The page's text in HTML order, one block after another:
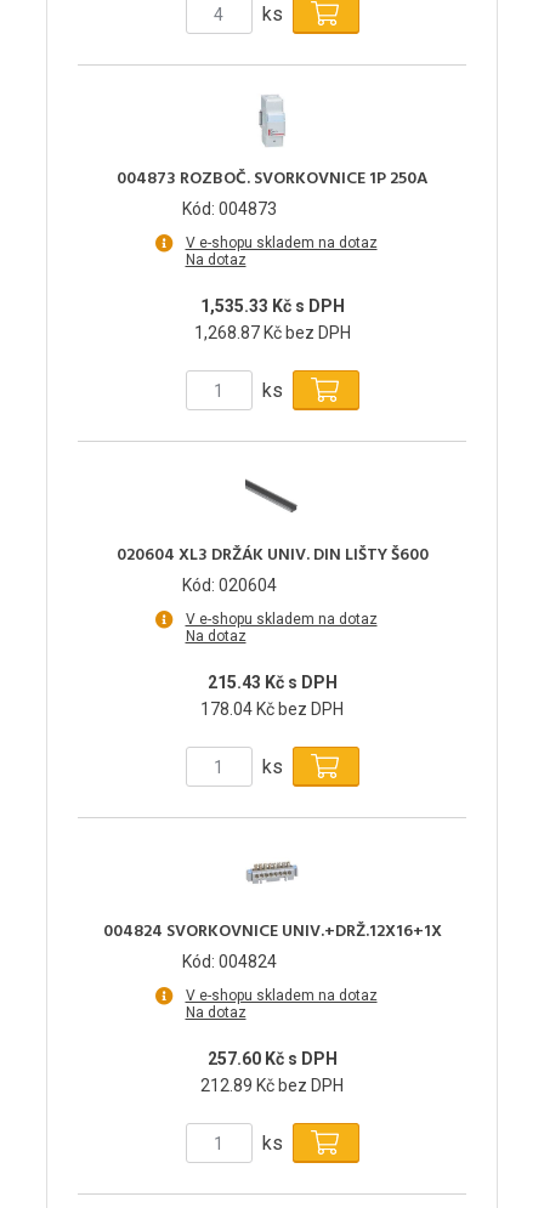
ks
004873 ROZBOČ. SVORKOVNICE 1P 250A
Kód: 004873
V e-shopu skladem na dotaz
Na dotaz
1,535.33 Kč s DPH
1,268.87 Kč bez DPH
ks
020604 XL3 DRŽÁK UNIV. DIN LIŠTY Š600
Kód: 020604
V e-shopu skladem na dotaz
Na dotaz
215.43 Kč s DPH
178.04 Kč bez DPH
ks
004824 SVORKOVNICE UNIV.+DRŽ.12X16+1X
Kód: 004824
V e-shopu skladem na dotaz
Na dotaz
257.60 Kč s DPH
212.89 Kč bez DPH
ks